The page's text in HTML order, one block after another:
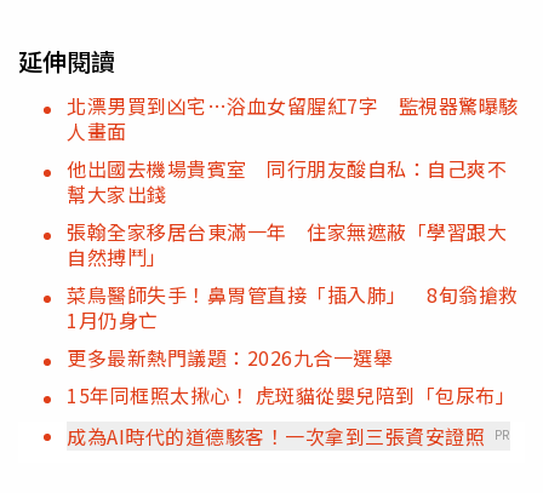
延伸閱讀
北漂男買到凶宅…浴血女留腥紅7字 監視器驚曝駭
人畫面
他出國去機場貴賓室 同行朋友酸自私：自己爽不
幫大家出錢
張翰全家移居台東滿一年 住家無遮蔽「學習跟大
自然搏鬥」
菜鳥醫師失手！鼻胃管直接「插入肺」 8旬翁搶救
1月仍身亡
更多最新熱門議題：2026九合一選舉
15年同框照太揪心！ 虎斑貓從嬰兒陪到「包尿布」
成為AI時代的道德駭客！一次拿到三張資安證照
PR